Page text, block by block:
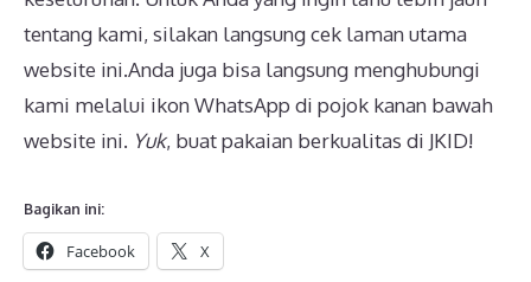
tentang kami, silakan langsung cek laman utama
website ini.Anda juga bisa langsung menghubungi
kami melalui ikon WhatsApp di pojok kanan bawah
website ini. Yuk, buat pakaian berkualitas di JKID!
Bagikan ini:
Facebook X